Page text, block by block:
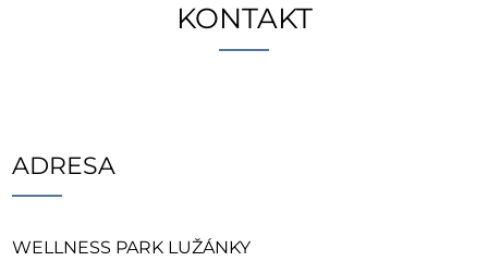
KONTAKT
ADRESA
WELLNESS PARK LUŽÁNKY